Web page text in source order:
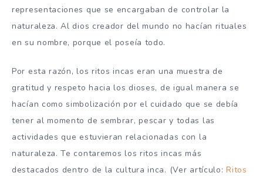
representaciones que se encargaban de controlar la
naturaleza. Al dios creador del mundo no hacían rituales
en su nombre, porque el poseía todo.
Por esta razón, los ritos incas eran una muestra de
gratitud y respeto hacia los dioses, de igual manera se
hacían como simbolización por el cuidado que se debía
tener al momento de sembrar, pescar y todas las
actividades que estuvieran relacionadas con la
naturaleza. Te contaremos los ritos incas más
destacados dentro de la cultura inca. (Ver artículo:Ritos